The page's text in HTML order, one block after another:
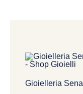
Gioielleria